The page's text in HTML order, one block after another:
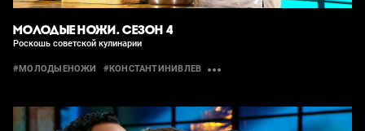
МОЛОДЫЕ НОЖИ. СЕЗОН 4
Роскошь советской кулинарии
#МОЛОДЫЕНОЖИ #КОНСТАНТИНИВЛЕВ